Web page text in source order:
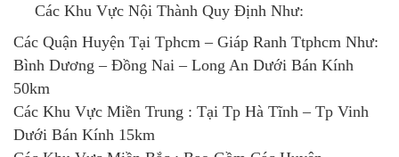
Các Khu Vực Nội Thành Quy Định Như:
Các Quận Huyện Tại Tphcm – Giáp Ranh Ttphcm Như:
Bình Dương – Đồng Nai – Long An Dưới Bán Kính
50km
Các Khu Vực Miền Trung : Tại Tp Hà Tĩnh – Tp Vinh
Dưới Bán Kính 15km